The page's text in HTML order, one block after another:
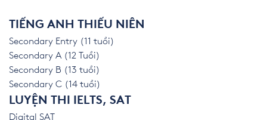
TIẾNG ANH THIẾU NIÊN
Secondary Entry (11 tuổi)
Secondary A (12 Tuổi)
Secondary B (13 tuổi)
Secondary C (14 tuổi)
LUYỆN THI IELTS, SAT
Digital SAT